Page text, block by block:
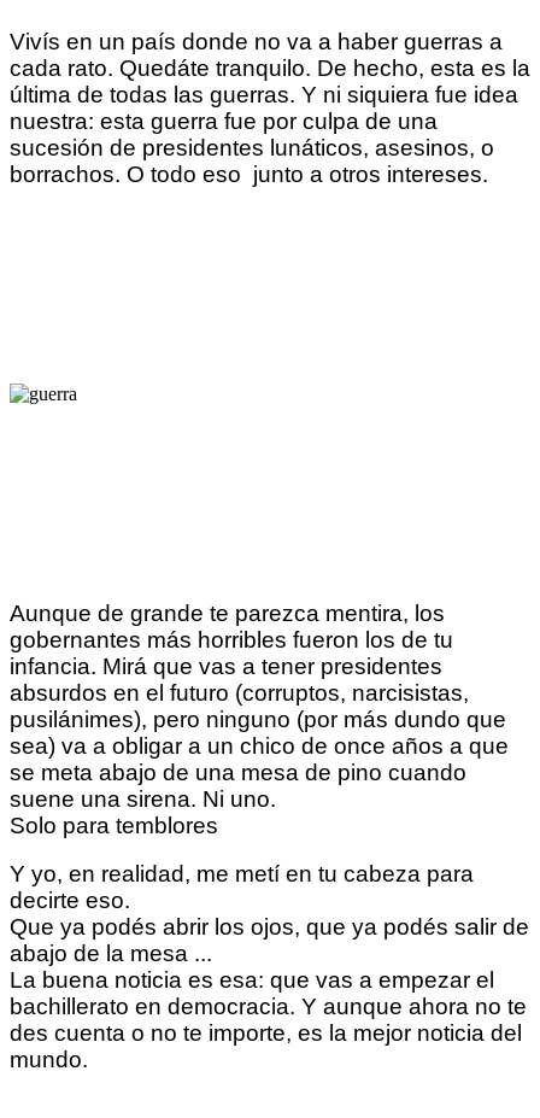
Vivís en un país donde no va a haber guerras a
cada rato. Quedáte tranquilo. De hecho, esta es la
última de todas las guerras. Y ni siquiera fue idea
nuestra: esta guerra fue por culpa de una
sucesión de presidentes lunáticos, asesinos, o
borrachos. O todo eso junto a otros intereses.
Aunque de grande te parezca mentira, los
gobernantes más horribles fueron los de tu
infancia. Mirá que vas a tener presidentes
absurdos en el futuro (corruptos, narcisistas,
pusilánimes), pero ninguno (por más dundo que
sea) va a obligar a un chico de once años a que
se meta abajo de una mesa de pino cuando
suene una sirena. Ni uno.
Solo para temblores
Y yo, en realidad, me metí en tu cabeza para
decirte eso.
Que ya podés abrir los ojos, que ya podés salir de
abajo de la mesa ...
La buena noticia es esa: que vas a empezar el
bachillerato en democracia. Y aunque ahora no te
des cuenta o no te importe, es la mejor noticia del
mundo.